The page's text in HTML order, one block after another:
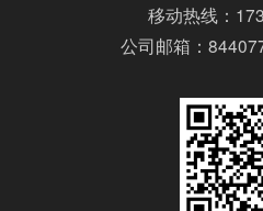
移动热线：
公司邮箱：